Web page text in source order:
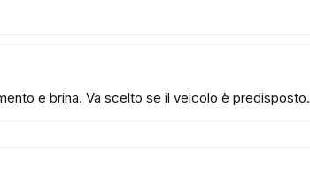
e brina. Va scelto se il veicolo è predisposto.